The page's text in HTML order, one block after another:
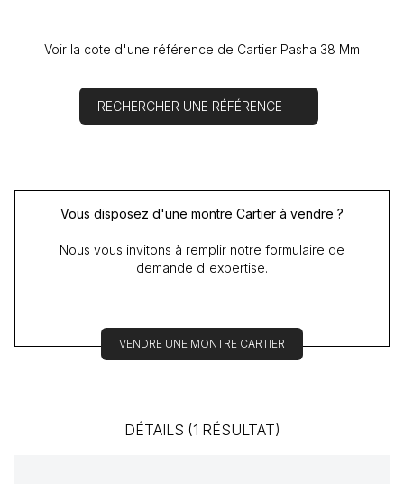
Voir la cote d'une référence de Cartier Pasha 38 Mm
RECHERCHER UNE RÉFÉRENCE
Vous disposez d'une montre Cartier à vendre ?
Nous vous invitons à remplir notre formulaire de
demande d'expertise.
VENDRE UNE MONTRE CARTIER
DÉTAILS (1 RÉSULTAT)